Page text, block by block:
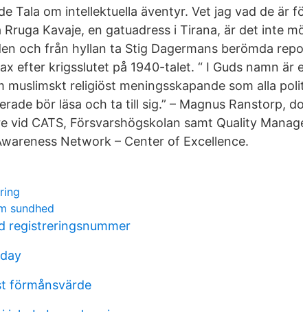
Tala om intellektuella äventyr. Vet jag vad de är
Kavaje, en gatuadress i Tirana, är det inte
och från hyllan ta Stig Dagermans berömda
efter krigsslutet på 1940-talet. “ I Guds namn är
muslimskt religiöst meningsskapande som alla
bör läsa och ta till sig.” – Magnus Ranstorp,
vid CATS, Försvarshögskolan samt Quality
Network – Center of Excellence.
sundhed
registreringsnummer
förmånsvärde